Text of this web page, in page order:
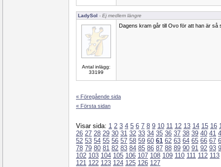
LadySol - Ej medlem längre
Antal inlägg:
33199
Dagens kram går till Ovo för att han är så
« Föregående sida
« Första sidan
Visar sida: 1 2 3 4 5 6 7 8 9 10 11 12 13 14 15 16
26 27 28 29 30 31 32 33 34 35 36 37 38 39 40 41
52 53 54 55 56 57 58 59 60 61 62 63 64 65 66 67
78 79 80 81 82 83 84 85 86 87 88 89 90 91 92 93
102 103 104 105 106 107 108 109 110 111 112 113
121 122 123 124 125 126 127